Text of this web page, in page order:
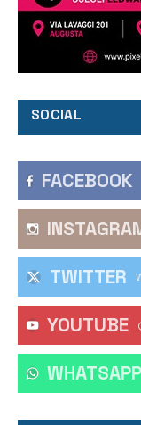
SOCIAL
FACEBOOK
TWITTER
YOUTUBE
WHATSAPP